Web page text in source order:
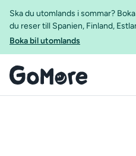
Ska du utomlands i sommar?
du reser till Spanien, Finland,
Boka bil utomlands